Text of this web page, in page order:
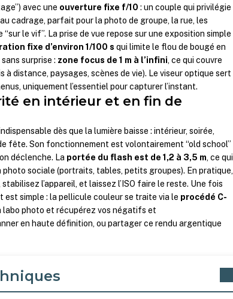
avec une ouverture fixe f/10 : un couple qui privilégie
cadrage, parfait pour la photo de groupe, la rue, les
le vif”. La prise de vue repose sur une exposition simple
fixe d’environ 1/100 s qui limite le flou de bougé en
surprise : zone focus de 1 m à l’infini, ce qui couvre
à distance, paysages, scènes de vie). Le viseur optique sert
uniquement l’essentiel pour capturer l’instant.
en intérieur et en fin de
dès que la lumière baisse : intérieur, soirée,
fête. Son fonctionnement est volontairement “old school”
déclenche. La portée du flash est de 1,2 à 3,5 m, ce qui
sociale (portraits, tables, petits groupes). En pratique,
l’appareil, et laissez l’ISO faire le reste. Une fois
est simple : la pellicule couleur se traite via le procédé C-
labo photo et récupérez vos négatifs et
en haute définition, ou partager ce rendu argentique